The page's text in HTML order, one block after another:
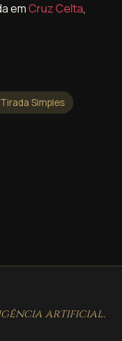
emCruz Celta,
Tirada Simples
artificial.